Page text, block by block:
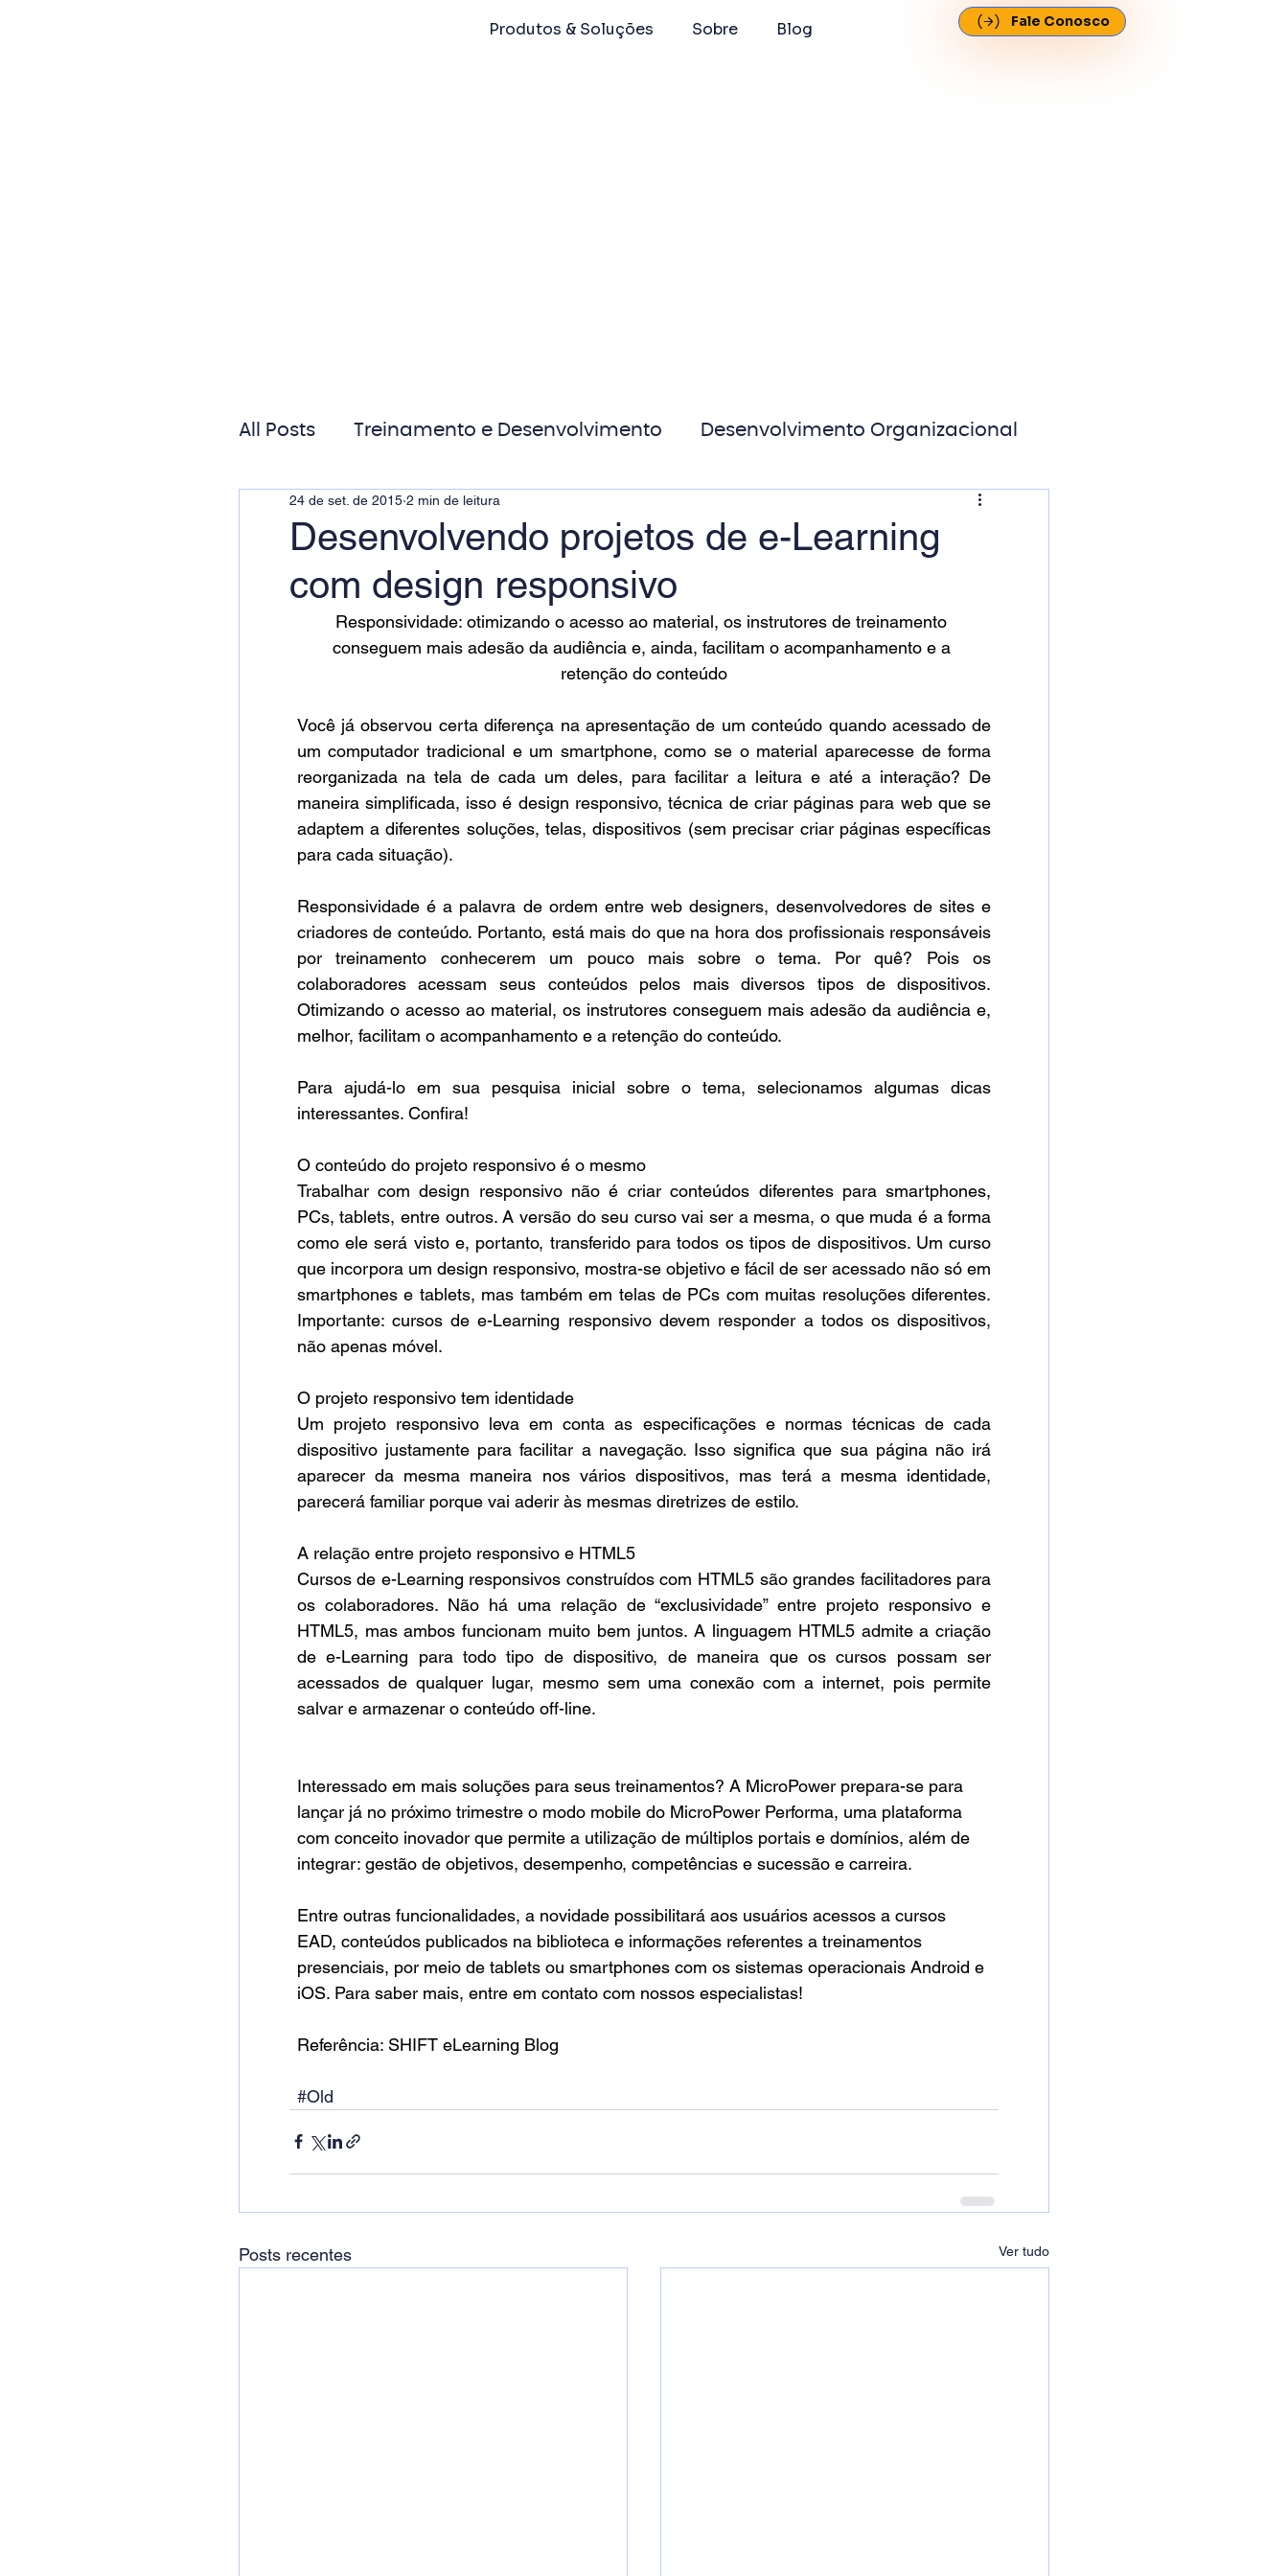
Produtos & Soluções Sobre Blog Fale Conosco
All Posts Treinamento e Desenvolvimento Desenvolvimento Organizacional
Gestão de Pessoas MicroPower Corporativo
Responsabilidade Social
Desenvolvendo projetos de e-Learning
com design responsivo
24 de set. de 2015 2 min de leitura
Responsividade: otimizando o acesso ao material, os instrutores de treinamento
conseguem mais adesão da audiência e, ainda, facilitam o acompanhamento e a
retenção do conteúdo
Você já observou certa diferença na apresentação de um conteúdo quando acessado de
um computador tradicional e um smartphone, como se o material aparecesse de forma
reorganizada na tela de cada um deles, para facilitar a leitura e até a interação? De
maneira simplificada, isso é design responsivo, técnica de criar páginas para web que se
adaptem a diferentes soluções, telas, dispositivos (sem precisar criar páginas específicas
para cada situação).
Responsividade é a palavra de ordem entre web designers, desenvolvedores de sites e
criadores de conteúdo. Portanto, está mais do que na hora dos profissionais responsáveis
por treinamento conhecerem um pouco mais sobre o tema. Por quê? Pois os
colaboradores acessam seus conteúdos pelos mais diversos tipos de dispositivos.
Otimizando o acesso ao material, os instrutores conseguem mais adesão da audiência e,
melhor, facilitam o acompanhamento e a retenção do conteúdo.
Para ajudá-lo em sua pesquisa inicial sobre o tema, selecionamos algumas dicas
interessantes. Confira!
O conteúdo do projeto responsivo é o mesmo
Trabalhar com design responsivo não é criar conteúdos diferentes para smartphones,
PCs, tablets, entre outros. A versão do seu curso vai ser a mesma, o que muda é a forma
como ele será visto e, portanto, transferido para todos os tipos de dispositivos. Um curso
que incorpora um design responsivo, mostra-se objetivo e fácil de ser acessado não só em
smartphones e tablets, mas também em telas de PCs com muitas resoluções diferentes.
Importante: cursos de e-Learning responsivo devem responder a todos os dispositivos,
não apenas móvel.
O projeto responsivo tem identidade
Um projeto responsivo leva em conta as especificações e normas técnicas de cada
dispositivo justamente para facilitar a navegação. Isso significa que sua página não irá
aparecer da mesma maneira nos vários dispositivos, mas terá a mesma identidade,
parecerá familiar porque vai aderir às mesmas diretrizes de estilo.
A relação entre projeto responsivo e HTML5
Cursos de e-Learning responsivos construídos com HTML5 são grandes facilitadores para
os colaboradores. Não há uma relação de “exclusividade” entre projeto responsivo e
HTML5, mas ambos funcionam muito bem juntos. A linguagem HTML5 admite a criação
de e-Learning para todo tipo de dispositivo, de maneira que os cursos possam ser
acessados de qualquer lugar, mesmo sem uma conexão com a internet, pois permite
salvar e armazenar o conteúdo off-line.
Interessado em mais soluções para seus treinamentos? A MicroPower prepara-se para
lançar já no próximo trimestre o modo mobile do MicroPower Performa, uma plataforma
com conceito inovador que permite a utilização de múltiplos portais e domínios, além de
integrar: gestão de objetivos, desempenho, competências e sucessão e carreira.
Entre outras funcionalidades, a novidade possibilitará aos usuários acessos a cursos
EAD, conteúdos publicados na biblioteca e informações referentes a treinamentos
presenciais, por meio de tablets ou smartphones com os sistemas operacionais Android e
iOS. Para saber mais, entre em contato com nossos especialistas!
Referência: SHIFT eLearning Blog
#Old
Posts recentes Ver tudo